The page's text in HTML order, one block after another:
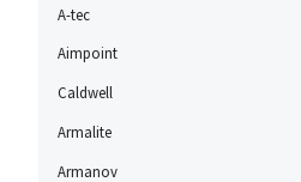
A-tec
Aimpoint
Caldwell
Armalite
Armanov